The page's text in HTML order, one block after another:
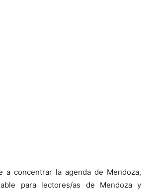
concentrar la agenda de Mendoza,
para lectores/as de Mendoza y